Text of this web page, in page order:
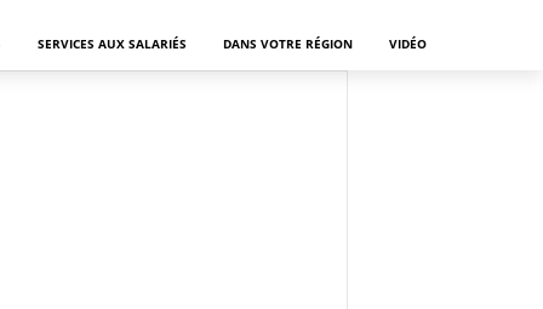
SERVICES AUX SALARIÉS DANS VOTRE RÉGION VIDÉO